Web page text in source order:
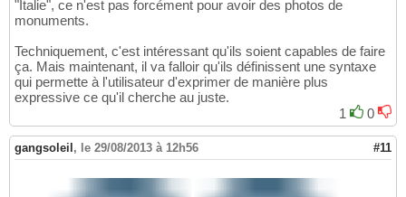
"Italie", ce n'est pas forcément pour avoir des photos de
monuments.
Techniquement, c'est intéressant qu'ils soient capables de faire
ça. Mais maintenant, il va falloir qu'ils définissent une syntaxe
qui permette à l'utilisateur d'exprimer de manière plus
expressive ce qu'il cherche au juste.
1
0
gangsoleil , le 29/08/2013 à 12h56 #11